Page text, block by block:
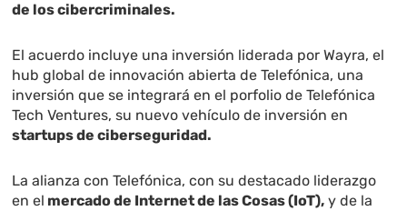
de los cibercriminales.
El acuerdo incluye una inversión liderada por Wayra, el
hub global de innovación abierta de Telefónica, una
inversión que se integrará en el porfolio de Telefónica
Tech Ventures, su nuevo vehículo de inversión en
startups de ciberseguridad.
La alianza con Telefónica, con su destacado liderazgo
en el mercado de Internet de las Cosas (IoT), y de la